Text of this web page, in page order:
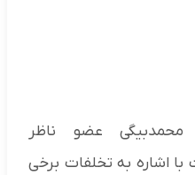
محمدبیگی عضو ناظر
اشاره به تخلفات برخی